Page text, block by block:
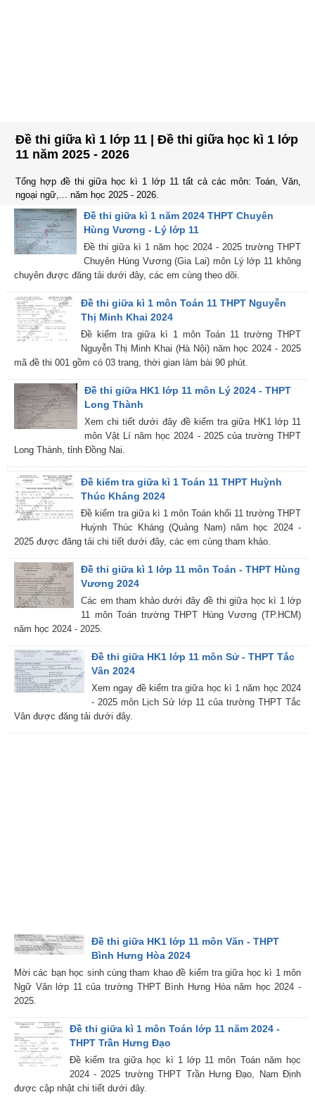
Đề thi giữa kì 1 lớp 11 | Đề thi giữa học kì 1 lớp
11 năm 2025 - 2026
Tổng hợp đề thi giữa học kì 1 lớp 11 tất cả các môn: Toán, Văn,
ngoại ngữ,... năm học 2025 - 2026.
Đề thi giữa kì 1 năm 2024 THPT Chuyên
Hùng Vương - Lý lớp 11
Đề thi giữa kì 1 năm học 2024 - 2025 trường THPT
Chuyên Hùng Vương (Gia Lai) môn Lý lớp 11 không
chuyên được đăng tải dưới đây, các em cùng theo dõi.
Đề thi giữa kì 1 môn Toán 11 THPT Nguyễn
Thị Minh Khai 2024
Đề kiểm tra giữa kì 1 môn Toán 11 trường THPT
Nguyễn Thị Minh Khai (Hà Nội) năm học 2024 - 2025
mã đề thi 001 gồm có 03 trang, thời gian làm bài 90 phút.
Đề thi giữa HK1 lớp 11 môn Lý 2024 - THPT
Long Thành
Xem chi tiết dưới đây đề kiểm tra giữa HK1 lớp 11
môn Vật Lí năm học 2024 - 2025 của trường THPT
Long Thành, tỉnh Đồng Nai.
Đề kiểm tra giữa kì 1 Toán 11 THPT Huỳnh
Thúc Kháng 2024
Đề kiểm tra giữa kì 1 môn Toán khối 11 trường THPT
Huỳnh Thúc Kháng (Quảng Nam) năm học 2024 -
2025 được đăng tải chi tiết dưới đây, các em cùng tham khảo.
Đề thi giữa kì 1 lớp 11 môn Toán - THPT Hùng
Vương 2024
Các em tham khảo dưới đây đề thi giữa học kì 1 lớp
11 môn Toán trường THPT Hùng Vương (TP.HCM)
năm học 2024 - 2025.
Đề thi giữa HK1 lớp 11 môn Sử - THPT Tắc
Vân 2024
Xem ngay đề kiểm tra giữa học kì 1 năm học 2024
- 2025 môn Lịch Sử lớp 11 của trường THPT Tắc
Vân được đăng tải dưới đây.
Đề thi giữa HK1 lớp 11 môn Văn - THPT
Bình Hưng Hòa 2024
Mời các bạn học sinh cùng tham khao đề kiểm tra giữa học kì 1 môn
Ngữ Văn lớp 11 của trường THPT Bình Hưng Hòa năm học 2024 -
2025.
Đề thi giữa kì 1 môn Toán lớp 11 năm 2024 -
THPT Trần Hưng Đạo
Đề kiểm tra giữa học kì 1 lớp 11 môn Toán năm học
2024 - 2025 trường THPT Trần Hưng Đạo, Nam Định
được cập nhật chi tiết dưới đây.